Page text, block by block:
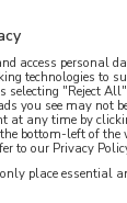
access personal
technologies to
selecting "Reject
you see may not
at any time by
bottom-left of
to our Privacy
place essential